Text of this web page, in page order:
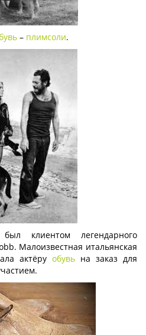
– плимсоли.
клиентом легендарного
Малоизвестная итальянская
актёру обувь на заказ для